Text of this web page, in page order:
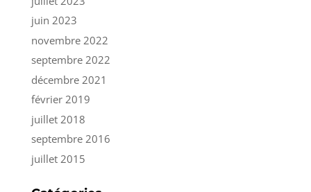
juin 2023
novembre 2022
septembre 2022
décembre 2021
février 2019
juillet 2018
septembre 2016
juillet 2015